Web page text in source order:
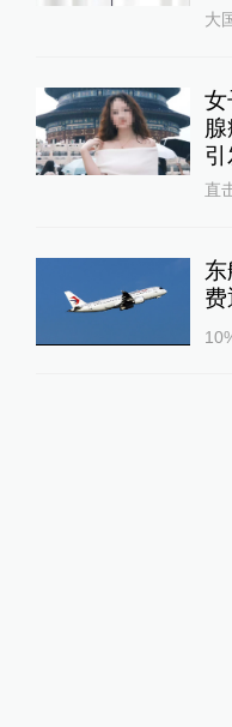
大
女
直